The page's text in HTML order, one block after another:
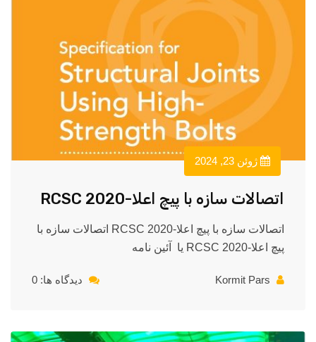
ژوئن 23, 2024
اتصالات سازه با پیچ اعلا-2020 RCSC
اتصالات سازه با پیچ اعلا-2020 RCSC اتصالات سازه با
پیچ اعلا-2020 RCSC یا آئین نامه
Kormit Pars دیدگاه ها: 0